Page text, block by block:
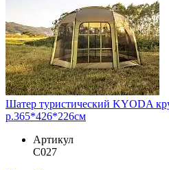
Шатер туристический KYODA
р.365*426*226см
Артикул
С027